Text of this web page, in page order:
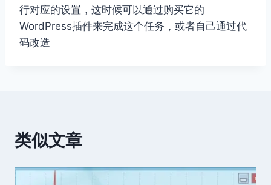
行对应的设置，这时候可以通过购买它的
WordPress插件来完成这个任务，或者自己通过代
码改造
类似文章